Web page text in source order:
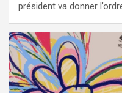
président va donner